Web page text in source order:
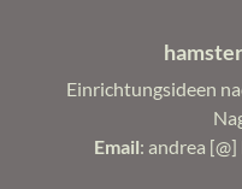
Einrichtungsideen
Email: andrea